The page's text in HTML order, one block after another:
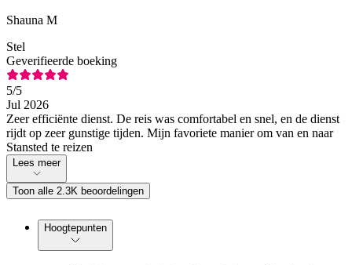
Shauna M
Stel
Geverifieerde boeking
5/5
Jul 2026
Zeer efficiënte dienst. De reis was comfortabel en snel, en de dienst
rijdt op zeer gunstige tijden. Mijn favoriete manier om van en naar
Stansted te reizen
Lees meer
Toon alle 2.3K beoordelingen
Hoogtepunten